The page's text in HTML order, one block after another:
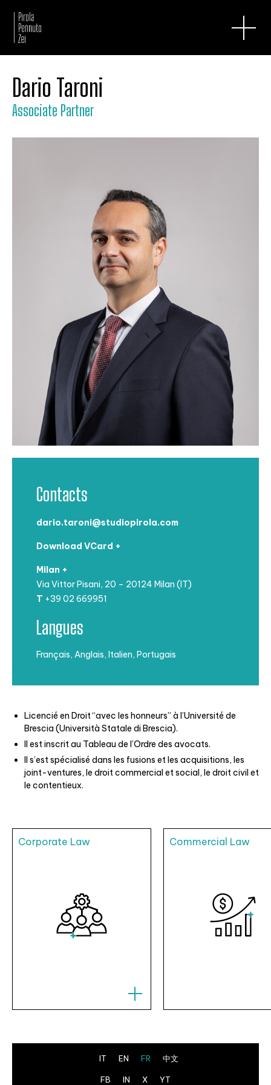
Dario Taroni
Associate Partner
Licencié en Droit “avec les honneurs” à l’Université de
Brescia (Università Statale diBrescia).
Il est inscrit au Tableau de l’Ordre des avocats.
Il s’est spécialisé dans les fusions et les acquisitions, les
joint-ventures, le droitcommercial et social, le droit civil et
le contentieux.
Contacts
dario.taroni@studiopirola.com
Download VCard +
Milan +
Via Vittor Pisani, 20 – 20124 Milan (IT)
T +39 02 669951
Langues
Français, Anglais, Italien, Portugais
Corporate Law Commercial Law
IT EN FR 中文
FB IN X YT